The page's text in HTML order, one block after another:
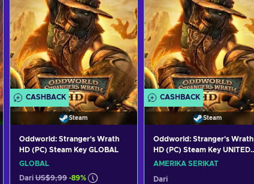
CASHBACK
Steam
Oddworld: Stranger's Wrath
HD (PC) Steam Key GLOBAL
GLOBAL
Dari US$9,99 -89%
CASHBACK
Steam
Oddworld: Stranger's Wrath
HD (PC) Steam Key UNITED
STATES
AMERIKA SERIKAT
Dari